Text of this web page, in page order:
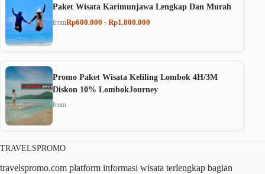
Paket Wisata Karimunjawa Lengkap Dan Murah
fromRp600.000 - Rp1.800.000
Promo Paket Wisata Keliling Lombok 4H/3M
Diskon 10% LombokJourney
from
TRAVELSPROMO
travelspromo.com platform informasi wisata terlengkap bagian